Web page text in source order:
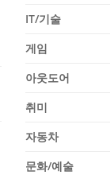
IT/기술
게임
아웃도어
취미
자동차
문화/예술